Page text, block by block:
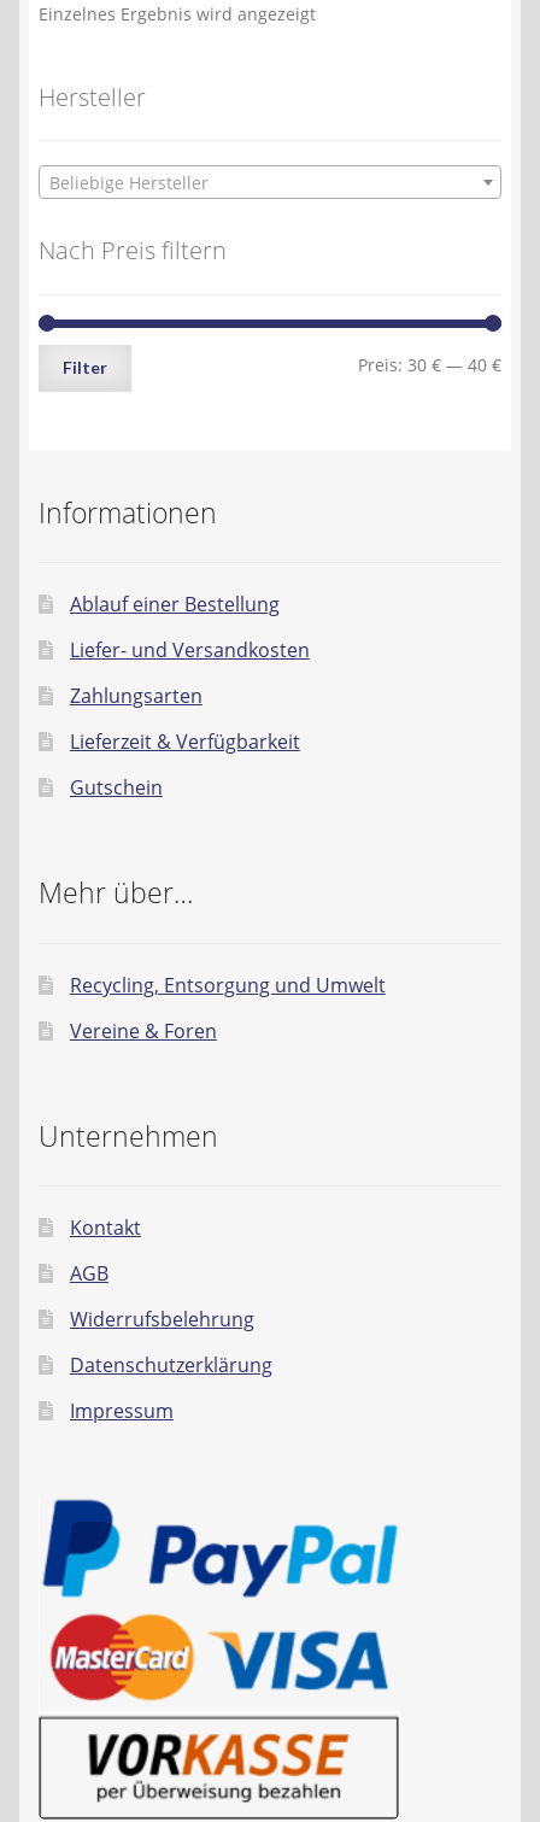
Einzelnes Ergebnis wird angezeigt
Hersteller
Beliebige Hersteller
Nach Preis filtern
Min.
Max.
Filter Preis: 30 € — 40 €
Informationen
Ablauf einer Bestellung
Liefer- und Versandkosten
Zahlungsarten
Lieferzeit & Verfügbarkeit
Gutschein
Mehr über…
Recycling, Entsorgung und Umwelt
Vereine & Foren
Unternehmen
Kontakt
AGB
Widerrufsbelehrung
Datenschutzerklärung
Impressum